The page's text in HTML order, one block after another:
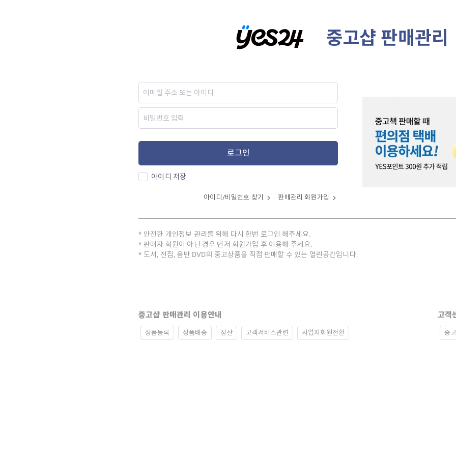
중고샵 판매관리
로그인
아이디 저장
아이디/비밀번호 찾기 판매관리 회원가입
안전한 개인정보 관리를 위해 다시 한번 로그인 해주세요.
판매자 회원이 아닌 경우 먼저 회원가입 후 이용해 주세요.
도서, 전집, 음반 DVD의 중고상품을 직접 판매할 수 있는 열린공간입니다.
중고샵 판매관리 이용안내
상품등록 상품배송 정산 고객서비스관련 사업자회원전환
고객
중